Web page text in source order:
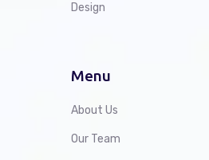
Design
Menu
About Us
Our Team